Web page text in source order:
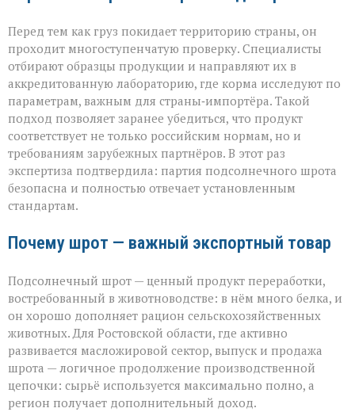
Перед тем как груз покидает территорию страны, он
проходит многоступенчатую проверку. Специалисты
отбирают образцы продукции и направляют их в
аккредитованную лабораторию, где корма исследуют по
параметрам, важным для страны‑импортёра. Такой
подход позволяет заранее убедиться, что продукт
соответствует не только российским нормам, но и
требованиям зарубежных партнёров. В этот раз
экспертиза подтвердила: партия подсолнечного шрота
безопасна и полностью отвечает установленным
стандартам.
Почему шрот — важный экспортный товар
Подсолнечный шрот — ценный продукт переработки,
востребованный в животноводстве: в нём много белка, и
он хорошо дополняет рацион сельскохозяйственных
животных. Для Ростовской области, где активно
развивается масложировой сектор, выпуск и продажа
шрота — логичное продолжение производственной
цепочки: сырьё используется максимально полно, а
регион получает дополнительный доход.